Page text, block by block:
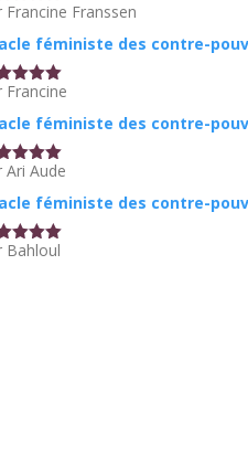
5sur
Francine Franssen
féministe des contre-
5sur
Francine
féministe des contre-
5 sur
Ari Aude
féministe des contre-
5sur
Bahloul